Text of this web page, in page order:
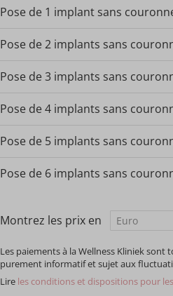
Pose de 1 implant sans
Pose de 2 implants sans
Pose de 3 implants sans
Pose de 4 implants sans
Pose de 5 implants sans
Pose de 6 implants sans
Montrez les prix en
Les paiements à la Wellness Kliniek
purement informatif et sujet aux
Lire les conditions et dispositions pour